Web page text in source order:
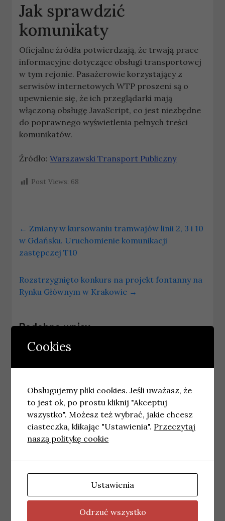
Jak sprawdzić
komunikaty
Oficjalne źródła potwierdzają, że trwają prace
informacyjne dotyczące obsługi transportowej
w tym rejonie. Pasażerowie korzystający z
serwisów internetowych WTP proszeni są o
upewnienie się, że ich przeglądarki mają
włączoną obsługę JavaScript, co jest niezbędne
do poprawnego wyświetlenia pełnych treści
komunikatów.
Źródło:Warszawski Transport Publiczny
Post Views: 68
← Zmiany w kursowaniu tramwajów linii 2, 3 i 10
w Gdańsku. Uruchomienie komunikacji
zastępczej T10
Rozstrzygnięto konkurs na projekt fontanny na
Rynku Głównym w Krakowie →
Podobne wpisy
WARSZAWA
Najnowsze wiadomości Warszawa –
Niedziela 26.07.2026
26 lipca, 2026 redakcja
Cookies
Obsługujemy pliki cookies. Jeśli uważasz, że
to jest ok, po prostu kliknij "Akceptuj
wszystko". Możesz też wybrać, jakie chcesz
ciasteczka, klikając "Ustawienia". Przeczytaj
naszą politykę cookie
Ustawienia
Odrzuć wszystko